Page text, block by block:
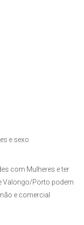
e sexo
com Mulheres e ter
Valongo/Porto podem
e comercial